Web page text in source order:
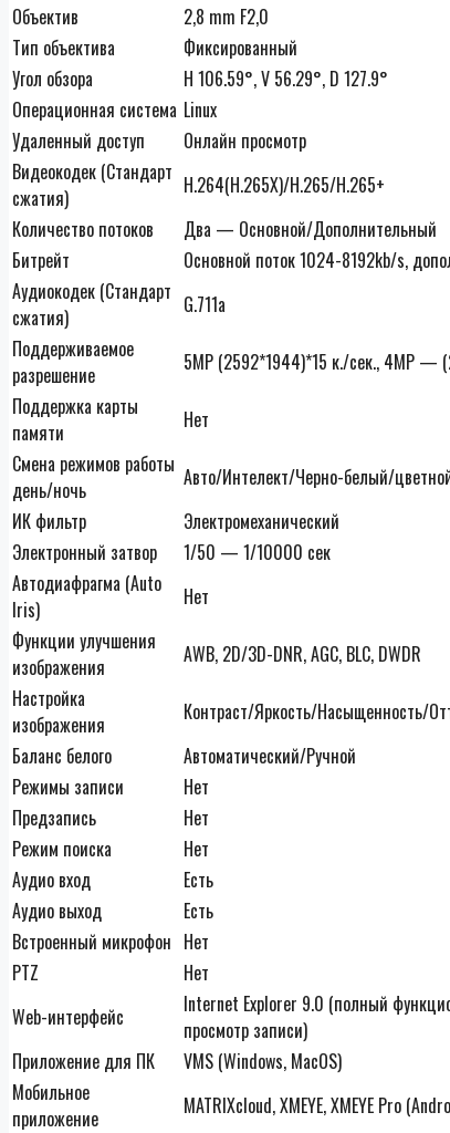
Объектив
2,8 mm F2,0
Тип объектива
Фиксированный
Угол обзора
H 106.59°, V 56.29°, D 127.9°
Операционная система Linux
Удаленный доступ
Онлайн просмотр
Видеокодек (Стандарт
сжатия)
H.264(H.265X)/H.265/H.265+
Количество потоков
Два — Основной/Дополнительный
Битрейт
Основной поток 1024-8192kb/s,
Аудиокодек (Стандарт
сжатия)
G.711a
Поддерживаемое
разрешение
5МР (2592*1944)*15 к./сек., 4МР —
Поддержка карты
памяти
Нет
Смена режимов работы
день/ночь
Авто/Интелект/Черно-белый/
ИК фильтр
Электромеханический
Электронный затвор
1/50 — 1/10000 сек
Автодиафрагма (Auto
Iris)
Нет
Функции улучшения
изображения
AWB, 2D/3D-DNR, AGC, BLC, DWDR
Настройка
изображения
Контраст/Яркость/Насыщенность/
Баланс белого
Автоматический/Ручной
Режимы записи
Нет
Предзапись
Нет
Режим поиска
Нет
Аудио вход
Есть
Аудио выход
Есть
Встроенный микрофон Нет
PTZ
Нет
Web-интерфейс
Internet Explorer 9.0 (полный
просмотр записи)
Приложение для ПК
VMS (Windows, MacOS)
Мобильное
приложение
MATRIXcloud, XMEYE, XMEYE Pro